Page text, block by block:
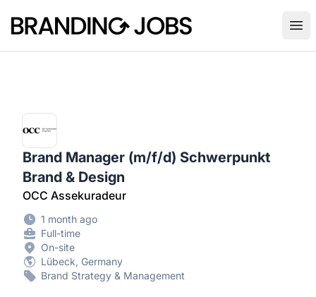
Branding Jobs
Brand Manager (m/f/d) Schwerpunkt
Brand & Design
OCC Assekuradeur
1 month ago
Full-time
On-site
Lübeck, Germany
Brand Strategy & Management